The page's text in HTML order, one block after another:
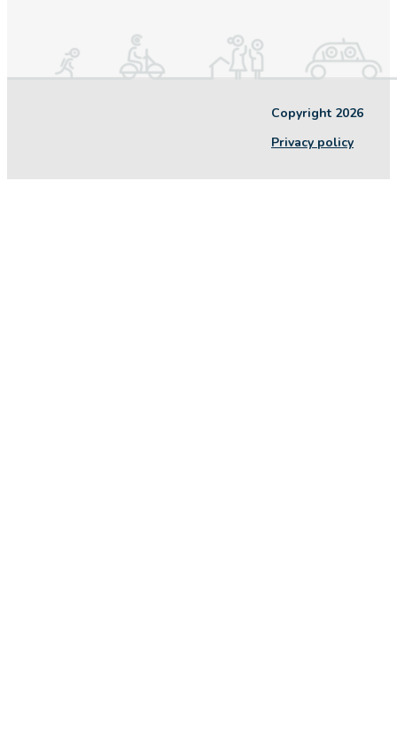
Copyright 2026
Privacy policy